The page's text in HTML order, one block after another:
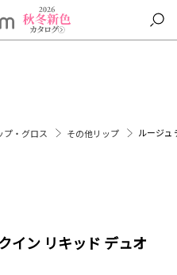
プ・グロス その他リップ ルージュ
イン リキッド デュオ